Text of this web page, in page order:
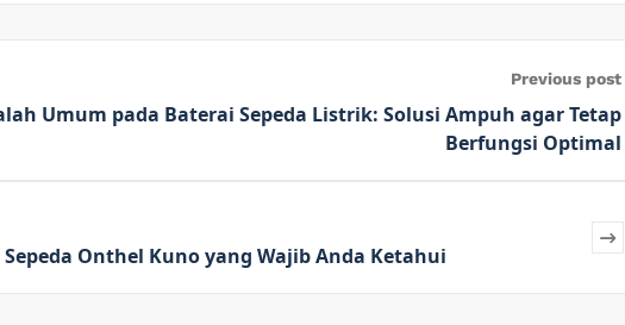
Previous post
Umum pada Baterai Sepeda Listrik: Solusi Ampuh agar Tetap
Berfungsi Optimal
Onthel Kuno yang Wajib Anda Ketahui